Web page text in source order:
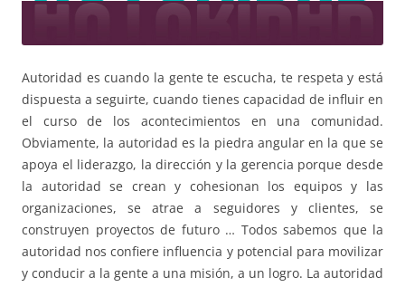
Autoridad es cuando la gente te escucha, te respeta y está
dispuesta a seguirte, cuando tienes capacidad de influir en
el curso de los acontecimientos en una comunidad.
Obviamente, la autoridad es la piedra angular en la que se
apoya el liderazgo, la dirección y la gerencia porque desde
la autoridad se crean y cohesionan los equipos y las
organizaciones, se atrae a seguidores y clientes, se
construyen proyectos de futuro … Todos sabemos que la
autoridad nos confiere influencia y potencial para movilizar
y conducir a la gente a una misión, a un logro. La autoridad